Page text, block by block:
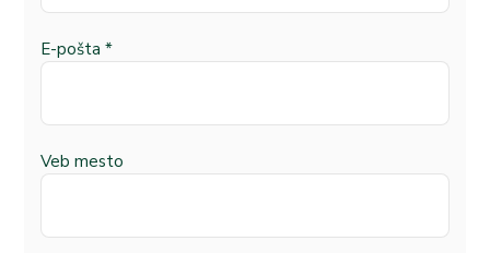
E-pošta *
Veb mesto